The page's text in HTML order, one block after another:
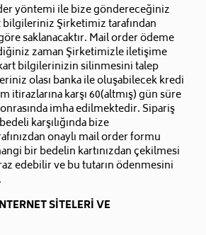
yöntemi ile bize göndereceğiniz
Şirketimiz tarafından
saklanacaktır. Mail order ödeme
zaman Şirketimizle iletişime
bilgilerinizin silinmesini talep
olası banka ile oluşabilecek kredi
itirazlarına karşı 60(altmış) gün süre
imha edilmektedir. Sipariş
karşılığında bize
onaylı mail order formu
bir bedelin kartınızdan çekilmesi
edebilir ve bu tutarın ödenmesini
SİTELERİ VE